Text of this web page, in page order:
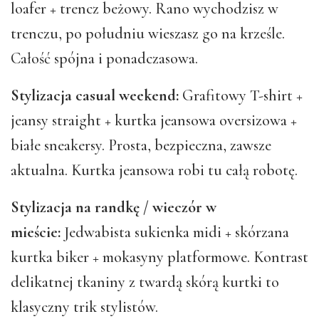
loafer + trencz beżowy. Rano wychodzisz w
trenczu, po południu wieszasz go na krześle.
Całość spójna i ponadczasowa.
Stylizacja casual weekend: Grafitowy T-shirt +
jeansy straight + kurtka jeansowa oversizowa +
białe sneakersy. Prosta, bezpieczna, zawsze
aktualna. Kurtka jeansowa robi tu całą robotę.
Stylizacja na randkę / wieczór w
mieście: Jedwabista sukienka midi + skórzana
kurtka biker + mokasyny platformowe. Kontrast
delikatnej tkaniny z twardą skórą kurtki to
klasyczny trik stylistów.